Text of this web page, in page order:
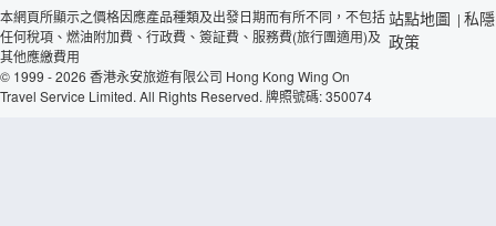
本網頁所顯示之價格因應產品種類及出發日期而有所不同，不包括
任何稅項、燃油附加費、行政費、簽証費、服務費(旅行團適用)及
其他應繳費用
© 1999 - 2026 香港永安旅遊有限公司 Hong Kong Wing On
Travel Service Limited. All Rights Reserved. 牌照號碼: 350074
站點地圖 | 私隱
政策